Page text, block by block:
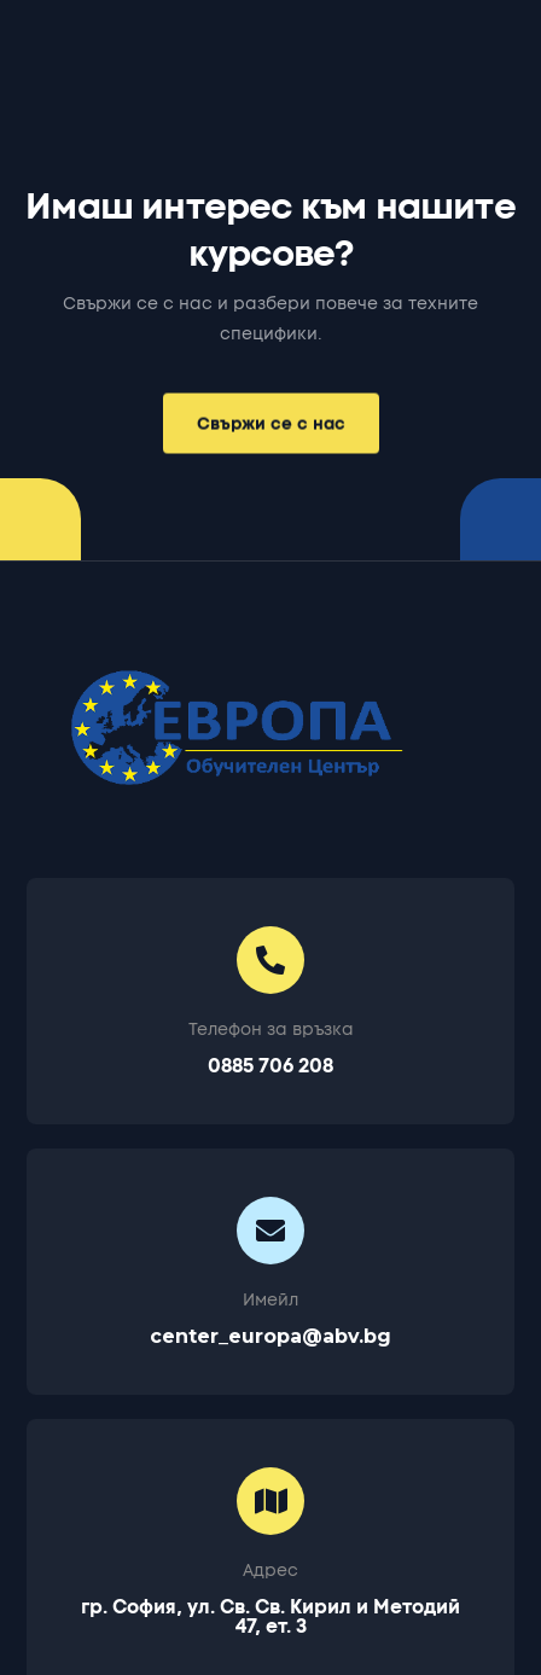
Имаш интерес към нашите
курсове?
Свържи се с нас и разбери повече за техните
специфики.
Свържи се с нас
Телефон за връзка
0885 706 208
Имейл
center_europa@abv.bg
Адрес
гр. София, ул. Св. Св. Кирил и Методий
47, ет. 3